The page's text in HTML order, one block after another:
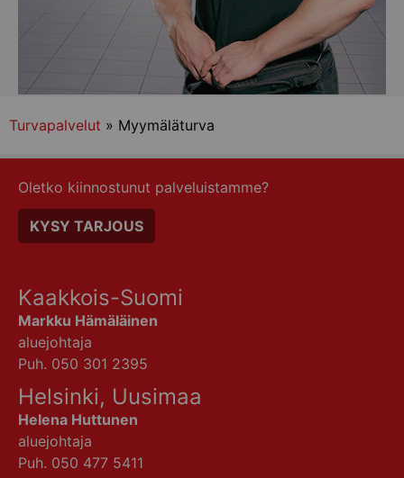
Turvapalvelut » Myymäläturva
Oletko kiinnostunut palveluistamme?
KYSY TARJOUS
Kaakkois-Suomi
Markku Hämäläinen
aluejohtaja
Puh. 050 301 2395
Helsinki, Uusimaa
Helena Huttunen
aluejohtaja
Puh. 050 477 5411